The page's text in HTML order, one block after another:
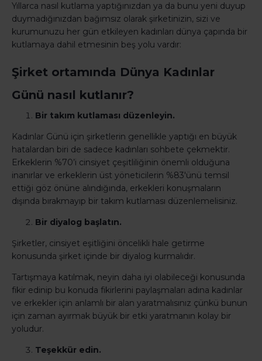
Yıllarca nasıl kutlama yaptığınızdan ya da bunu yeni duyup
duymadığınızdan bağımsız olarak şirketinizin, sizi ve
kurumunuzu her gün etkileyen kadınları dünya çapında bir
kutlamaya dahil etmesinin beş yolu vardır:
Şirket ortamında Dünya Kadınlar
Günü nasıl kutlanır?
Bir takım kutlaması düzenleyin.
Kadınlar Günü için şirketlerin genellikle yaptığı en büyük
hatalardan biri de sadece kadınları sohbete çekmektir.
Erkeklerin %70’i cinsiyet çeşitliliğinin önemli olduğuna
inanırlar ve erkeklerin üst yöneticilerin %83'ünü temsil
ettiği göz önüne alındığında, erkekleri konuşmaların
dışında bırakmayıp bir takım kutlaması düzenlemelisiniz.
Bir diyalog başlatın.
Şirketler, cinsiyet eşitliğini öncelikli hale getirme
konusunda şirket içinde bir diyalog kurmalıdır.
Tartışmaya katılmak, neyin daha iyi olabileceği konusunda
fikir edinip bu konuda fikirlerini paylaşmaları adına kadınlar
ve erkekler için anlamlı bir alan yaratmalısınız çünkü bunun
için zaman ayırmak büyük bir etki yaratmanın kolay bir
yoludur.
Teşekkür edin.